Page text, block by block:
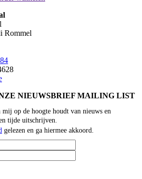
Rommel
NIEUWSBRIEF MAILING LIST
op de hoogte houdt van nieuws en
tijde uitschrijven.
gelezen en ga hiermee akkoord.